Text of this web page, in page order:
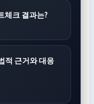
체크 결과는?
적 근거와 대응